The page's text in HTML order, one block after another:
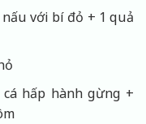
nấu với bí đỏ + 1 quả
hấp hành gừng +